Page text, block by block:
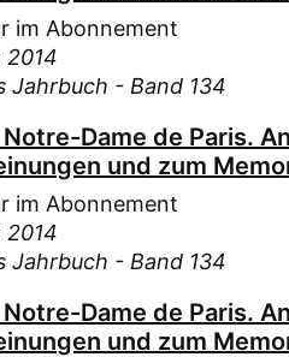
im Abonnement
2014
Jahrbuch - Band 134
Dame de Paris.
und zum
im Abonnement
2014
Jahrbuch - Band 134
Dame de Paris.
und zum